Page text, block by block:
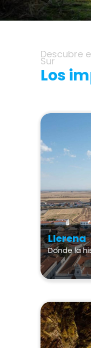
Descubre
Sur
Los
Llerena
Donde la